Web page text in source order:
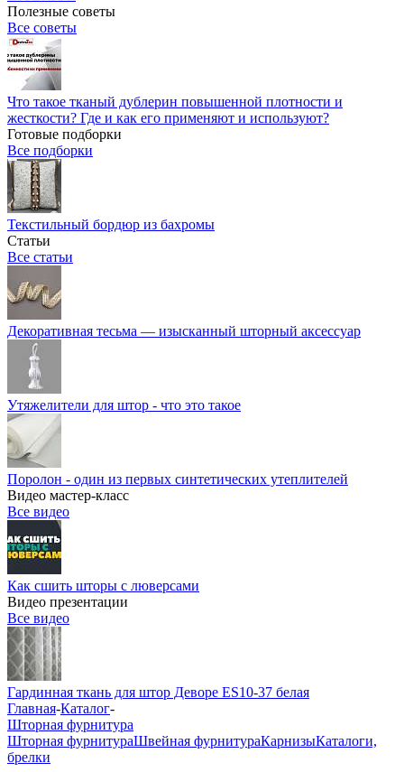
Полезные советы
Все советы
Что такое тканый дублерин повышенной плотности и
жесткости? Где и как его применяют и используют?
Готовые подборки
Все подборки
Текстильный бордюр из бахромы
Статьи
Все статьи
Декоративная тесьма — изысканный шторный аксессуар
Утяжелители для штор - что это такое
Поролон - один из первых синтетических утеплителей
Видео мастер-класс
Все видео
Как сшить шторы с люверсами
Видео презентации
Все видео
Гардинная ткань для штор Деворе ES10-37 белая
Главная-Каталог-
Шторная фурнитура
Шторная фурнитураШвейная фурнитураКарнизыКаталоги,
брелки